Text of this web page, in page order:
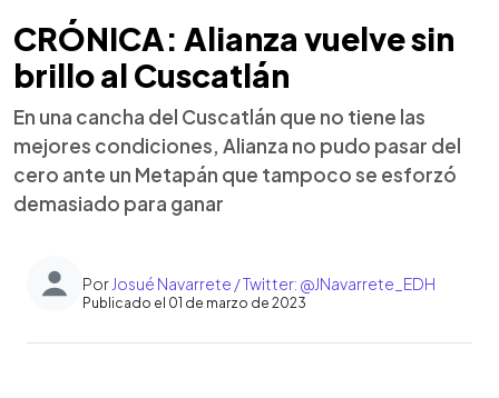
CRÓNICA: Alianza vuelve sin
brillo al Cuscatlán
En una cancha del Cuscatlán que no tiene las
mejores condiciones, Alianza no pudo pasar del
cero ante un Metapán que tampoco se esforzó
demasiado para ganar
Por Josué Navarrete / Twitter: @JNavarrete_EDH
Publicado el 01 de marzo de 2023